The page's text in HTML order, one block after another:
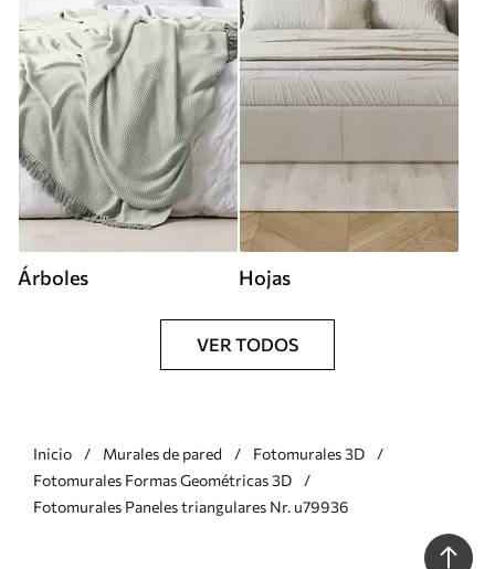
Árboles Hojas
VER TODOS
Inicio Murales de pared
Fotomurales 3D
Fotomurales Formas Geométricas 3D
Fotomurales Paneles triangulares Nr. u79936